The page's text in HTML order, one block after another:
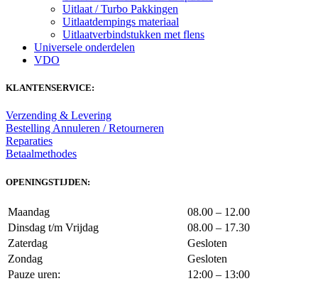
Uitlaat / Turbo Pakkingen
Uitlaatdempings materiaal
Uitlaatverbindstukken met flens
Universele onderdelen
VDO
KLANTENSERVICE:
Verzending & Levering
Bestelling Annuleren / Retourneren
Reparaties
Betaalmethodes
OPENINGSTIJDEN:
Maandag
08.00 – 12.00
Dinsdag t/m Vrijdag
08.00 – 17.30
Zaterdag
Gesloten
Zondag
Gesloten
Pauze uren:
12:00 – 13:00